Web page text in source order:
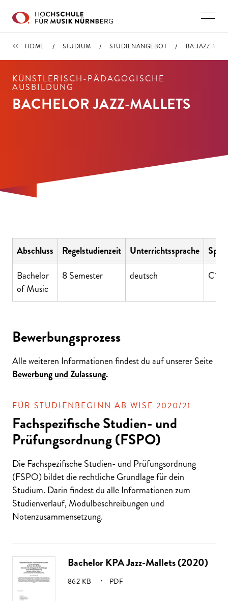
STUDIENANGEBOT
HOME STUDIUM STUDIENANGEBOT BA JAZZ-
KÜNSTLERISCH-PÄDAGOGISCHE
AUSBILDUNG
BACHELOR JAZZ-MALLETS
Abschluss Regelstudienzeit Unterrichtssprache
Bachelor
of Music
8 Semester deutsch C1
Bewerbungsprozess
Alle weiteren Informationen findest du auf unserer Seite
Bewerbung und Zulassung.
FÜR STUDIENBEGINN AB WISE 2020/21
Fachspezifische Studien- und
Prüfungsordnung (FSPO)
Die Fachspezifische Studien- und Prüfungsordnung
(FSPO) bildet die rechtliche Grundlage für dein
Studium. Darin findest du alle Informationen zum
Studienverlauf, Modulbeschreibungen und
Notenzusammensetzung.
Bachelor KPA Jazz-Mallets (2020)
GRÖSSE:
862 KB PDF